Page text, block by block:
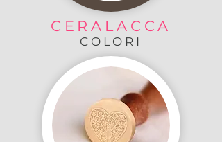
CERALACCA
COLORI